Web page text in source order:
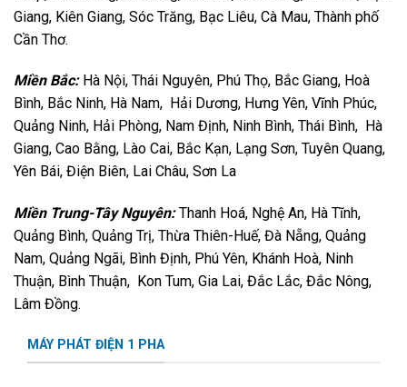
Giang, Kiên Giang, Sóc Trăng, Bạc Liêu, Cà Mau, Thành phố
Cần Thơ.
Miền Bắc: Hà Nội, Thái Nguyên, Phú Thọ, Bắc Giang, Hoà
Bình, Bắc Ninh, Hà Nam, Hải Dương, Hưng Yên, Vĩnh Phúc,
Quảng Ninh, Hải Phòng, Nam Định, Ninh Bình, Thái Bình, Hà
Giang, Cao Bằng, Lào Cai, Bắc Kạn, Lạng Sơn, Tuyên Quang,
Yên Bái, Điện Biên, Lai Châu, Sơn La
Miền Trung-Tây Nguyên:Thanh Hoá, Nghệ An, Hà Tĩnh,
Quảng Bình, Quảng Trị, Thừa Thiên-Huế, Đà Nẵng, Quảng
Nam, Quảng Ngãi, Bình Định, Phú Yên, Khánh Hoà, Ninh
Thuận, Bình Thuận, Kon Tum, Gia Lai, Đắc Lắc, Đắc Nông,
Lâm Đồng.
MÁY PHÁT ĐIỆN 1 PHA